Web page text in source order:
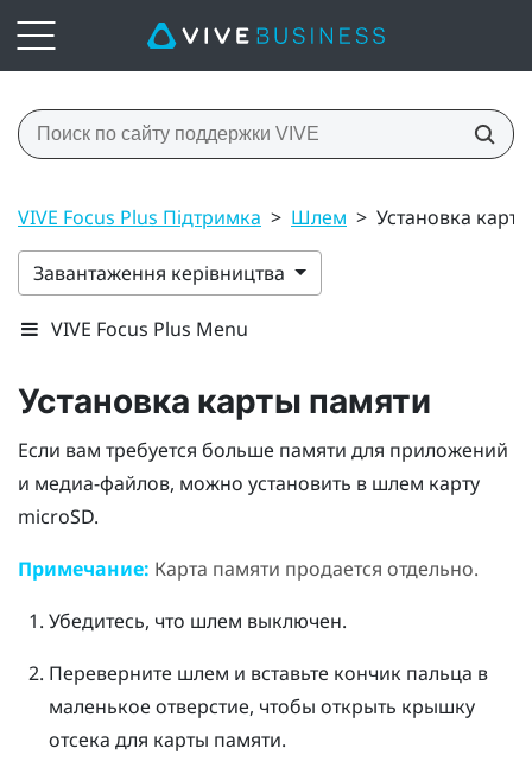
VIVE Focus Plus Підтримка > Шлем > Установка
Завантаження керівництва
VIVE Focus Plus Menu
Установка карты памяти
Если вам требуется больше памяти для приложений
и медиа-файлов, можно установить в шлем карту
microSD.
Примечание: Карта памяти продается отдельно.
Убедитесь, что шлем выключен.
Переверните шлем и вставьте кончик пальца в
маленькое отверстие, чтобы открыть крышку
отсека для карты памяти.